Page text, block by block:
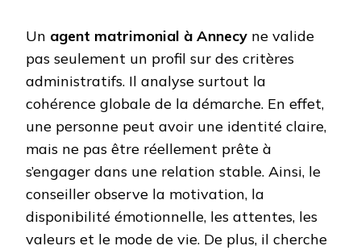
Un agent matrimonial à Annecy ne valide
pas seulement un profil sur des critères
administratifs. Il analyse surtout la
cohérence globale de la démarche. En effet,
une personne peut avoir une identité claire,
mais ne pas être réellement prête à
s’engager dans une relation stable. Ainsi, le
conseiller observe la motivation, la
disponibilité émotionnelle, les attentes, les
valeurs et le mode de vie. De plus, il cherche